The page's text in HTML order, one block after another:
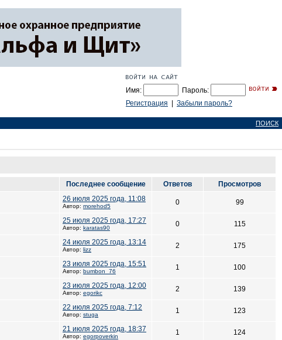
Имя:
Пароль:
Регистрация
Забыли пароль?
ПОИСК
Последнее сообщение Ответов
Просмотров
26 июля 2025 года, 11:08
Автор: morehod5 0 99
25 июля 2025 года, 17:27
Автор: karatas90 0 115
24 июля 2025 года, 13:14
Автор: lizz 2 175
23 июля 2025 года, 15:51
Автор: bumbon_76 1 100
23 июля 2025 года, 12:00
Автор: egorikc 2 139
22 июля 2025 года, 7:12
Автор: stuga 1 123
21 июля 2025 года, 18:37
Автор: egorpoverkin 1 124